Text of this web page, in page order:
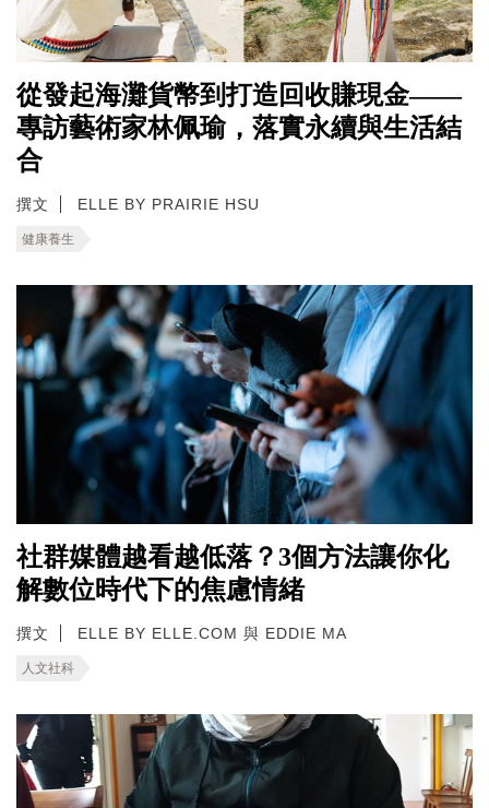
從發起海灘貨幣到打造回收賺現金——
專訪藝術家林佩瑜，落實永續與生活結
合
撰文 ELLE BY PRAIRIE HSU
健康養生
社群媒體越看越低落？3個方法讓你化
解數位時代下的焦慮情緒
撰文 ELLE BY ELLE.COM 與 EDDIE MA
人文社科